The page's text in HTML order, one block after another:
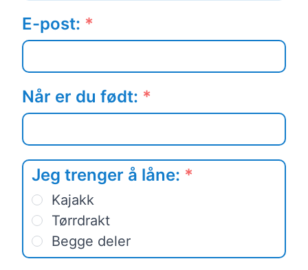
E-post: *
Når er du født: *
Jeg trenger å låne: *
Kajakk
Tørrdrakt
Begge deler